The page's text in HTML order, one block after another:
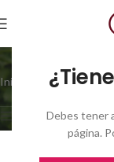
Debes tener
página.
Inicio Pais del
Show sidebar